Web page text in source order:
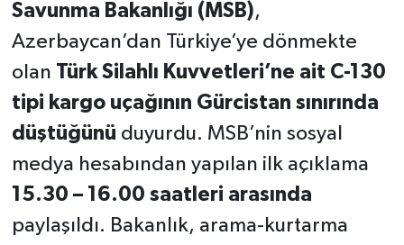
Savunma Bakanlığı (MSB),
Azerbaycan’dan Türkiye’ye dönmekte
olan Türk Silahlı Kuvvetleri’ne ait C-130
tipi kargo uçağının Gürcistan sınırında
düştüğünü duyurdu. MSB’nin sosyal
medya hesabından yapılan ilk açıklama
15.30 – 16.00 saatleri arasında
paylaşıldı. Bakanlık, arama-kurtarma